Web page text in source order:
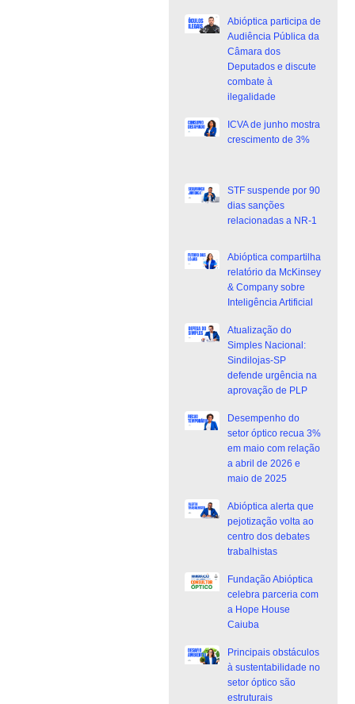
Abióptica participa de
Audiência Pública da
Câmara dos
Deputados e discute
combate à
ilegalidade
ICVA de junho mostra
crescimento de 3%
STF suspende por 90
dias sanções
relacionadas a NR-1
Abióptica compartilha
relatório da McKinsey
& Company sobre
Inteligência Artificial
Atualização do
Simples Nacional:
Sindilojas-SP
defende urgência na
aprovação de PLP
Desempenho do
setor óptico recua 3%
em maio com relação
a abril de 2026 e
maio de 2025
Abióptica alerta que
pejotização volta ao
centro dos debates
trabalhistas
Fundação Abióptica
celebra parceria com
a Hope House
Caiuba
Principais obstáculos
à sustentabilidade no
setor óptico são
estruturais